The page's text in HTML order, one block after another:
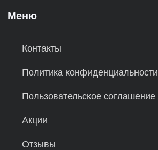
Меню
Контакты
Политика конфиденциальности
Пользовательское соглашение
Акции
Отзывы